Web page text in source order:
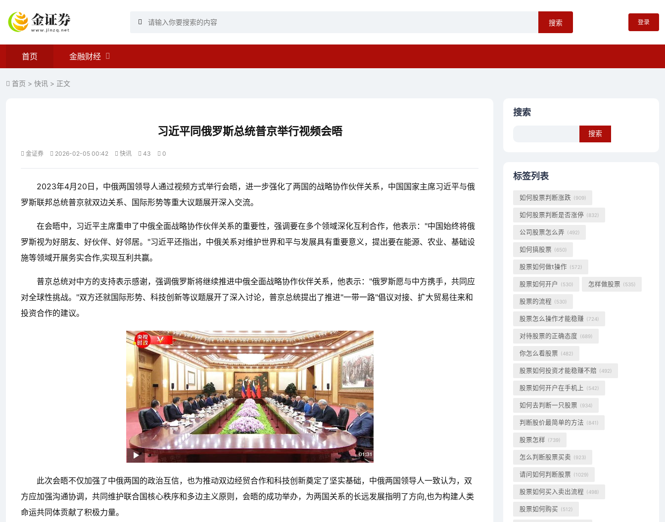
搜索 登录
首页 金融财经
首页 > 快讯 > 正文
习近平同俄罗斯总统普京举行视频会晤
金证券 2026-02-05 00:42 快讯 43 0
2023年4月20日，中俄两国领导人通过视频方式举行会晤，进一步强化了两国的战略协作伙伴关系，中国国家主席习近平与俄
罗斯联邦总统普京就双边关系、国际形势等重大议题展开深入交流。
在会晤中，习近平主席重申了中俄全面战略协作伙伴关系的重要性，强调要在多个领域深化互利合作，他表示："中国始终将俄
罗斯视为好朋友、好伙伴、好邻居。"习近平还指出，中俄关系对维护世界和平与发展具有重要意义，提出要在能源、农业、基础设
施等领域开展务实合作,实现互利共赢。
普京总统对中方的支持表示感谢，强调俄罗斯将继续推进中俄全面战略协作伙伴关系，他表示："俄罗斯愿与中方携手，共同应
对全球性挑战。"双方还就国际形势、科技创新等议题展开了深入讨论，普京总统提出了推进"一带一路"倡议对接、扩大贸易往来和
投资合作的建议。
此次会晤不仅加强了中俄两国的政治互信，也为推动双边经贸合作和科技创新奠定了坚实基础，中俄两国领导人一致认为，双
方应加强沟通协调，共同维护联合国核心秩序和多边主义原则，会晤的成功举办，为两国关系的长远发展指明了方向,也为构建人类
命运共同体贡献了积极力量。
搜索
标签列表
如何股票判断涨跌 (909)
如何股票判断是否涨停 (832)
公司股票怎么弄 (492)
如何搞股票 (650)
股票如何做t操作 (572)
股票如何开户 (530) 怎样做股票 (535)
股票的流程 (530)
股票怎么操作才能稳赚 (724)
对待股票的正确态度 (689)
你怎么看股票 (482)
股票如何投资才能稳赚不赔 (492)
股票如何开户在手机上 (542)
如何去判断一只股票 (934)
判断股价最简单的方法 (841)
股票怎样 (739)
怎么判断股票买卖 (923)
请问如何判断股票 (1029)
股票如何买入卖出流程 (498)
股票如何购买 (512)